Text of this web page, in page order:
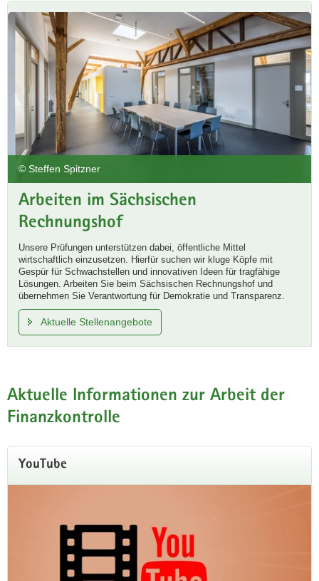
© Steffen Spitzner
Arbeiten im Sächsischen
Rechnungshof
Unsere Prüfungen unterstützen dabei, öffentliche Mittel
wirtschaftlich einzusetzen. Hierfür suchen wir kluge Köpfe mit
Gespür für Schwachstellen und innovativen Ideen für tragfähige
Lösungen. Arbeiten Sie beim Sächsischen Rechnungshof und
übernehmen Sie Verantwortung für Demokratie und Transparenz.
Aktuelle Stellenangebote
Aktuelle Informationen zur Arbeit der
Finanzkontrolle
YouTube